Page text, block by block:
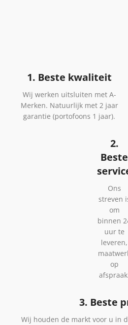
1. Beste kwaliteit
Wij werken uitsluiten met A-
Merken. Natuurlijk met 2 jaar
garantie (portofoons 1 jaar).
2.
Beste
Ons
streven
om
binnen
uur te
leveren,
op
3. Beste
Wij houden de markt voor u in